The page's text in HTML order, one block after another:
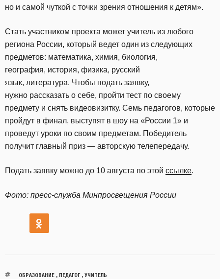
но и самой чуткой с точки зрения отношения к детям».
Стать участником проекта может учитель из любого
региона России, который ведет один из следующих
предметов: математика, химия, биология,
география, история, физика, русский
язык, литература. Чтобы подать заявку,
нужно рассказать о себе, пройти тест по своему
предмету и снять видеовизитку. Семь педагогов, которые
пройдут в финал, выступят в шоу на «России 1» и
проведут уроки по своим предметам. Победитель
получит главный приз — авторскую телепередачу.
Подать заявку можно до 10 августа по этой ссылке.
Фото: пресс-служба Минпросвещения России
ОБРАЗОВАНИЕ, ПЕДАГОГ, УЧИТЕЛЬ